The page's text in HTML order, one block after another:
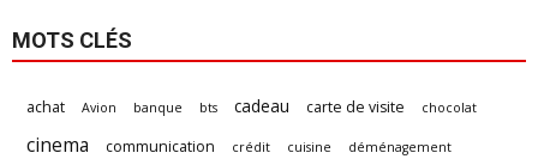
MOTS CLÉS
achat Avion banque bts cadeau carte de visite chocolat
cinema communication crédit cuisine déménagement